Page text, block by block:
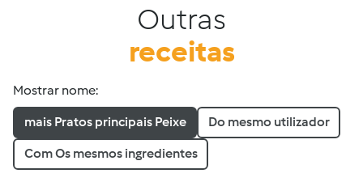
Outras
receitas
Mostrar nome:
mais Pratos principais Peixe Do mesmo utilizador
Com Os mesmos ingredientes